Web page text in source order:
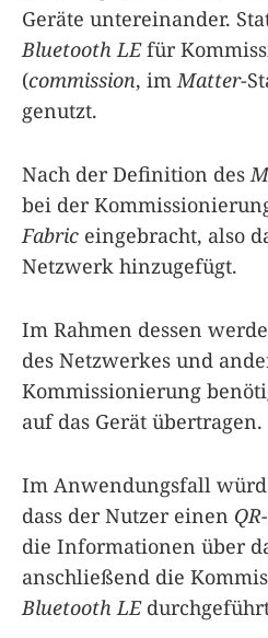
Geräte untereinander.
Bluetooth LEfür
(commission, im Matter-
genutzt.
Nach der Definition des
bei der
Fabric eingebracht, also
Netzwerk hinzugefügt.
Im Rahmen dessen
des Netzwerkes und
Kommissionierung
auf das Gerät übertragen.
Im Anwendungsfall
dass der Nutzer einen
die Informationen über
anschließend die
Bluetooth LE